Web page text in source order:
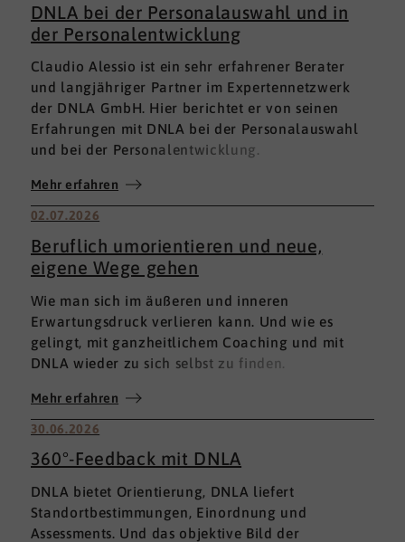
DNLA bei der Personalauswahl und in
der Personalentwicklung
Claudio Alessio ist ein sehr erfahrener Berater
und langjähriger Partner im Expertennetzwerk
der DNLA GmbH. Hier berichtet er von seinen
Erfahrungen mit DNLA bei der Personalauswahl
und bei der Personalentwicklung.
Mehr erfahren
02.07.2026
Beruflich umorientieren und neue,
eigene Wege gehen
Wie man sich im äußeren und inneren
Erwartungsdruck verlieren kann. Und wie es
gelingt, mit ganzheitlichem Coaching und mit
DNLA wieder zu sich selbst zu finden.
Mehr erfahren
30.06.2026
360°-Feedback mit DNLA
DNLA bietet Orientierung, DNLA liefert
Standortbestimmungen, Einordnung und
Assessments. Und das objektive Bild der